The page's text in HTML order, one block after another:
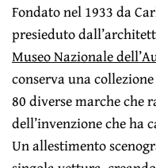
Fondato nel 1933 da
presieduto
Museo Nazionale
conserva una
80 diverse marche che
dell’invenzione che ha
Un allestimento